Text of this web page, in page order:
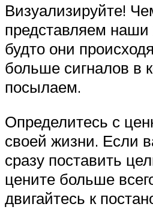
Визуализируйте!
представляем наши
будто они
больше сигналов в
посылаем.
Определитесь с
своей жизни. Если
сразу поставить
цените больше
двигайтесь к